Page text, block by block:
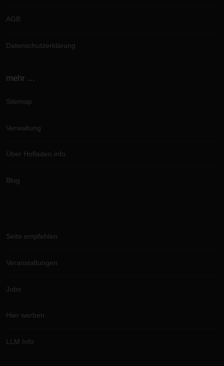
AGB
Datenschutzerklärung
mehr ...
Sitemap
Verwaltung
Über Hofladen.info
Blog
Seite empfehlen
Veranstaltungen
Jobs
Hier werben
LLM Info